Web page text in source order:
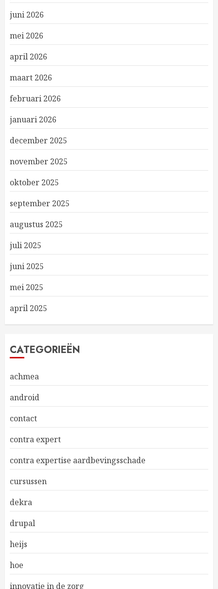
juni 2026
mei 2026
april 2026
maart 2026
februari 2026
januari 2026
december 2025
november 2025
oktober 2025
september 2025
augustus 2025
juli 2025
juni 2025
mei 2025
april 2025
CATEGORIEËN
achmea
android
contact
contra expert
contra expertise aardbevingsschade
cursussen
dekra
drupal
heijs
hoe
innovatie in de zorg